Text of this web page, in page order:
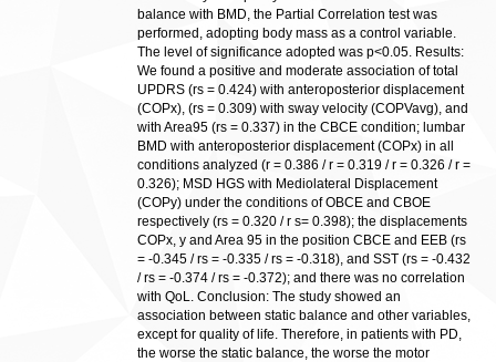
balance with BMD, the Partial Correlation test was
performed, adopting body mass as a control variable.
The level of significance adopted was p<0.05. Results:
We found a positive and moderate association of total
UPDRS (rs = 0.424) with anteroposterior displacement
(COPx), (rs = 0.309) with sway velocity (COPVavg), and
with Area95 (rs = 0.337) in the CBCE condition; lumbar
BMD with anteroposterior displacement (COPx) in all
conditions analyzed (r = 0.386 / r = 0.319 / r = 0.326 / r =
0.326); MSD HGS with Mediolateral Displacement
(COPy) under the conditions of OBCE and CBOE
respectively (rs = 0.320 / r s= 0.398); the displacements
COPx, y and Area 95 in the position CBCE and EEB (rs
= -0.345 / rs = -0.335 / rs = -0.318), and SST (rs = -0.432
/ rs = -0.374 / rs = -0.372); and there was no correlation
with QoL. Conclusion: The study showed an
association between static balance and other variables,
except for quality of life. Therefore, in patients with PD,
the worse the static balance, the worse the motor